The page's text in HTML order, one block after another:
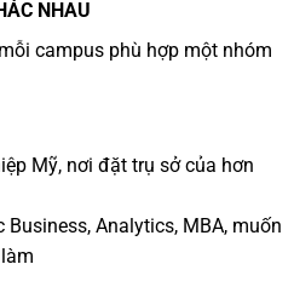
NHAU
campus phù hợp một nhóm
Mỹ, nơi đặt trụ sở của hơn
Business, Analytics, MBA, muốn